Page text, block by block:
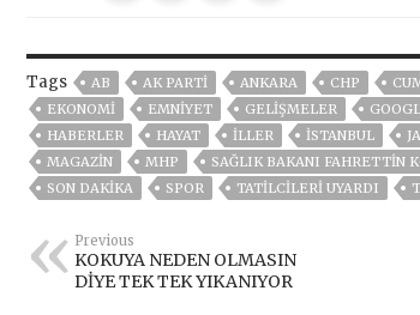
Tags AB AK PARTİ ANKARA CHP
EKONOMİ
EMNİYET GELIŞMELER
HABERLER
HAYAT İLLER ISTANBUL
MAGAZİN
MHP SAĞLIK BAKANI FAHRETTIN
SON DAKIKA
SPOR TATILCILERI UYARDI
Previous
KOKUYA NEDEN OLMASIN
DİYE TEK TEK YIKANIYOR